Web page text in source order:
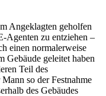
Angeklagten geholfen
Agenten zu entziehen –
einen normalerweise
Gebäude geleitet haben
Teil des
so der Festnahme
des Gebäudes